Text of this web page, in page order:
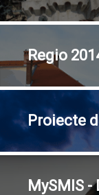
Regio
Proiecte
MySMIS -